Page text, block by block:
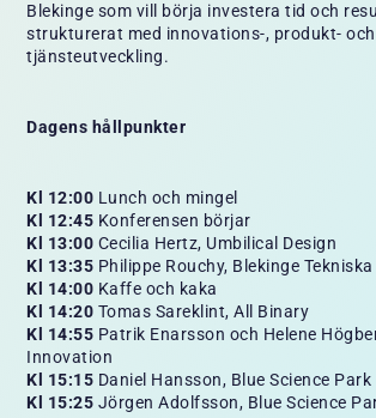
Blekinge som vill börja investera tid och
strukturerat med innovations-, produkt- och
tjänsteutveckling.
Dagens hållpunkter
Kl 12:00 Lunch och mingel
Kl 12:45 Konferensen börjar
Kl 13:00 Cecilia Hertz, Umbilical Design
Kl 13:35 Philippe Rouchy, Blekinge
Kl 14:00 Kaffe och kaka
Kl 14:20 Tomas Sareklint, All Binary
Kl 14:55 Patrik Enarsson och Helene
Innovation
Kl 15:15 Daniel Hansson, Blue Science Park
Kl 15:25 Jörgen Adolfsson, Blue Science